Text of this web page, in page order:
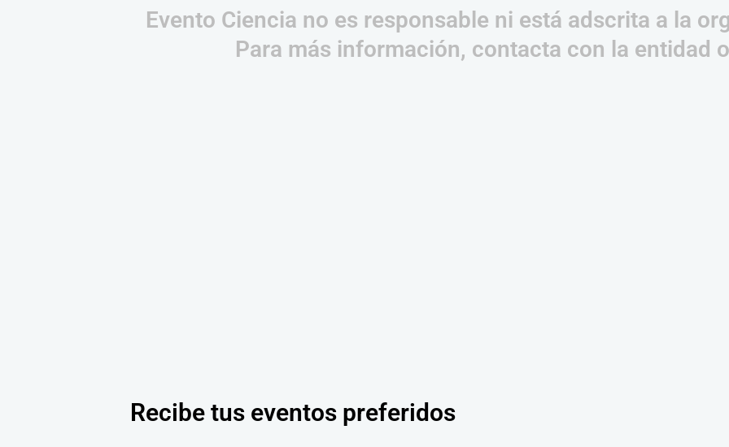
Evento Ciencia no es responsable ni está adscrita a la
Para más información, contacta con la entidad
Recibe tus eventos preferidos